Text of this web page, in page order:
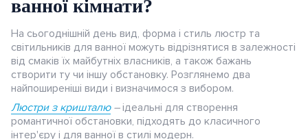
ванної кімнати?
На сьогоднішній день вид, форма і стиль люстр та
світильників для ванної можуть відрізнятися в залежності
від смаків їх майбутніх власників, а також бажань
створити ту чи іншу обстановку. Розглянемо два
найпоширеніші види і визначимося з вибором.
Люстри з кришталю–ідеальні для створення
романтичної обстановки, підходять до класичного
інтер'єру і для ванної в стилі модерн.
Переносні світильники
Набори інструментів
Термоусаджувальна трубка
Спіральна кабельна
обв'язка
Маркування для кабеля
Муфти кабельні до 1 кВ
Додаткові елементи для
СІП-арматури
Засоби захисту та пристрої
заземлення
Накінцівники
З вбудованим датчиком
Терморегулятори на din-
рейку
Усі термостати
резервуарів
Саморегулюючий гріючий
кабель
монтажу
Щити для накладного
монтажу
рейку
Клеми на DIN-рейку
Клемні блоки N та PEN для
щита
Аксесуари та витратний
матеріал
матеріали
Термоповітродуйки
Фени та паяльники
Багатофункціональний
інструмент
Пилососи та повітродуви
Культиватори та мотоблоки
Садові подрібнювачі
Аератори
Плоскогубці, щипці,
утконоси та інше
Гайкові ключі
Обжимний інструмент
Ножі
вентиляції
Промислові осьові
вентилятори
Радіальні промислові
вентилятори
Припливні вентиляційні
Імпульсні вентилятори
Клапани протипожежні
Частотні перетворювачі для
вентиляції
Для комерційного
використання
Для шкіл та громадських
будівель
Аксесуари для
ПВУ побутові протиточні
ПВУ побутові роторні
ПВУ побутові
перехресноточні
Повітророзподіл
Пластикові повітропроводи
Напівжорсткі
повітропроводи
Вентиляційні канали
електростанцій
Системи накопичення та
енергозабезпечення
Лічильники / Контролери
заряду
Відеодомофони
Панелі для виклику
Готові комплекти
Аксесуари
Сигналізація
Захист від затоплення
Сонячні системи SOLAR
Дзвінки дверні